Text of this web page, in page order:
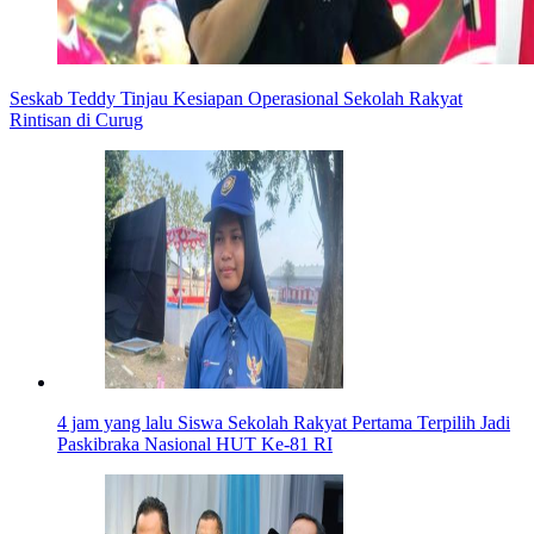
Seskab Teddy Tinjau Kesiapan Operasional Sekolah Rakyat
Rintisan di Curug
4 jam yang lalu Siswa Sekolah Rakyat Pertama Terpilih Jadi
Paskibraka Nasional HUT Ke-81 RI